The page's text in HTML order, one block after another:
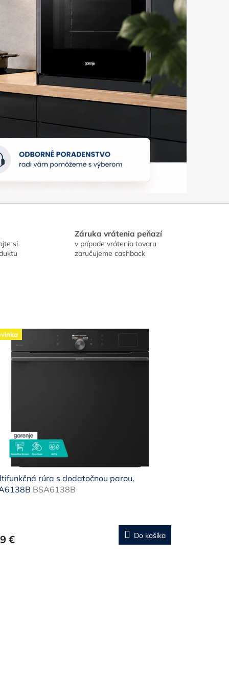
si
Záruka vrátenia peňazí
v prípade vrátenia tovaru
zaručujeme cashback
rúra s dodatočnou parou,
BSA6138B
€ Do košíka